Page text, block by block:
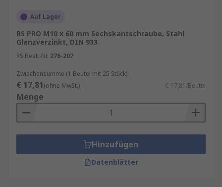
Auf Lager
RS PRO M10 x 60 mm Sechskantschraube, Stahl
Glanzverzinkt, DIN 933
RS Best.-Nr. 276-207
Zwischensumme (1 Beutel mit 25 Stück)
€ 17,81(ohne MwSt.) € 17,81/Beutel
Menge
Hinzufügen
Datenblätter